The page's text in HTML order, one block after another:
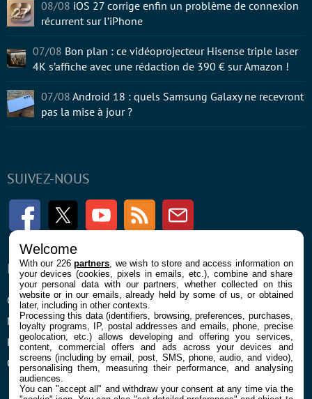
SUIVEZ-NOUS
FacebookTwitter Youtube RSS Newsletter
ENTREPRISE
Confidentialité et Cookies
Mentions légales et CGU
Préférences Cookies
Qui sommes nous
À PROPOS
Contact
08/08 iOS 27 corrige enfin un problème de connexion
récurrent sur l’iPhone
07/08 Bon plan : ce vidéoprojecteur Hisense triple laser
4K s’affiche avec une rédaction de 390 € sur Amazon !
07/08 Android 18 : quels Samsung Galaxy ne recevront
pas la mise à jour ?
Welcome
With our 226partners , we wish to store and access information on
your devices (cookies, pixels in emails, etc.), combine and share
your personal data with our partners, whether collected on this
website or in our emails, already held by some of us, or obtained
later, including in other contexts.
Processing this data (identifiers, browsing, preferences, purchases,
loyalty programs, IP, postal addresses and emails, phone, precise
geolocation, etc.) allows developing and offering you services,
content, commercial offers and ads across your devices and
screens (including by email, post, SMS, phone, audio, and video),
personalising them, measuring their performance, and analysing
audiences.
You can "accept all" and withdraw your consent at any time via the